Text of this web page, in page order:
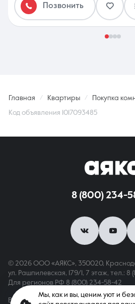
Позвонить
Главная Квартиры Покупка
Код объявления 1017093485
8 (800) 234-
© 2026 ООО «АЯКС», 350020,
ул. Рашпилевская, 179/1, 7 этаж, тел.: 8
Для регионов РФ 8 (800) 234-58-42
Вся информация, опубликованная на
Мы, как и вы, ценим уют и